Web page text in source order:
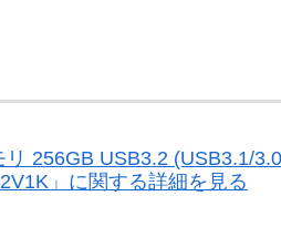
256GB USB3.2 (USB3.1/
」に関する詳細を見る